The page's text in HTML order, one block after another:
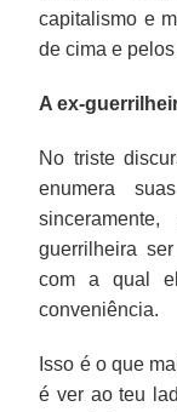
capitalismo e
de cima e
A ex-
No triste
enumera
guerrilheira
com a qual
conveniência.
Isso é o que
é ver ao teu